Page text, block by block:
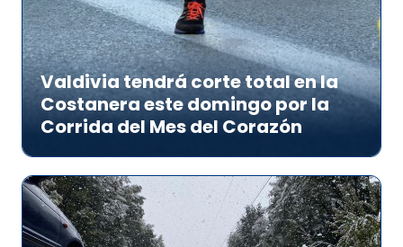
Valdivia tendrá corte total en la
Costanera este domingo por la
Corrida del Mes del Corazón